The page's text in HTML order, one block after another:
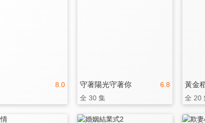
8.0 6.8
守著陽光守著你
全 30 集
黃金
全 20